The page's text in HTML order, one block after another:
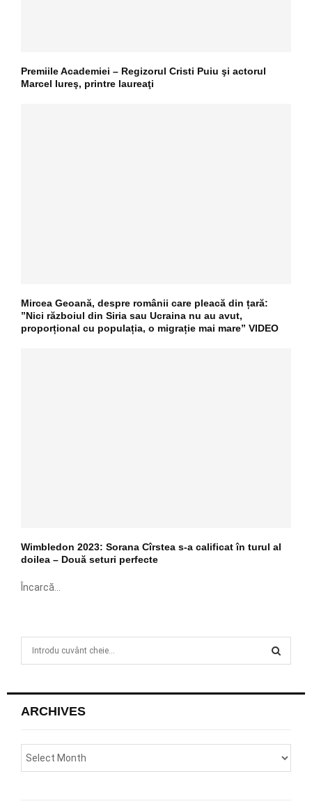
Premiile Academiei – Regizorul Cristi Puiu şi actorul
Marcel Iureş, printre laureaţi
Mircea Geoană, despre românii care pleacă din țară:
”Nici războiul din Siria sau Ucraina nu au avut,
proporțional cu populația, o migrație mai mare” VIDEO
Wimbledon 2023: Sorana Cîrstea s-a calificat în turul al
doilea – Două seturi perfecte
Încarcă...
h
o
:
ARCHIVES